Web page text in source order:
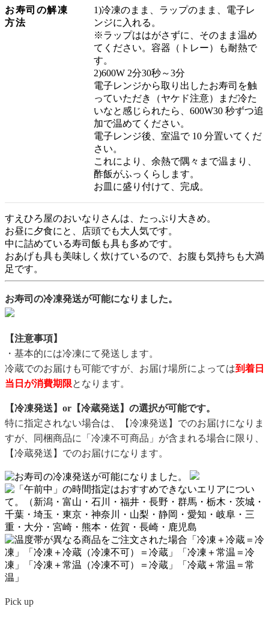
お寿司の解凍
方法
1)冷凍のまま、ラップのまま、電子レ
ンジに入れる。
※ラップははがさずに、そのまま温め
てください。容器（トレー）も耐熱で
す。
2)600W 2分30秒～3分
電子レンジから取り出したお寿司を触
っていただき（ヤケド注意）まだ冷た
いなと感じられたら、600W30 秒ずつ追
加で温めてください。
電子レンジ後、室温で 10 分置いてくだ
さい。
これにより、余熱で隅々まで温まり、
酢飯がふっくらします。
お皿に盛り付けて、完成。
すえひろ屋のおいなりさんは、たっぷり大きめ。
お昼に夕食にと、店頭でも大人気です。
中に詰めている寿司飯も具も多めです。
おあげも具も美味しく炊けているので、お腹も気持ちも大満
足です。
お寿司の冷凍発送が可能になりました。
【注意事項】
・基本的には冷凍にて発送します。
冷蔵でのお届けも可能ですが、お届け場所によっては到着日
当日が消費期限となります。
【冷凍発送】or【冷蔵発送】の選択が可能です。
特に指定されない場合は、【冷凍発送】でのお届けになりま
すが、同梱商品に「冷凍不可商品」が含まれる場合に限り、
【冷蔵発送】でのお届けになります。
Pick up